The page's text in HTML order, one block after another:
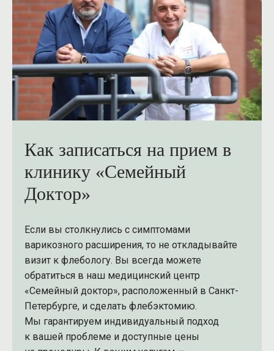
Как записаться на прием в
клинику «Семейный
Доктор»
Если вы столкнулись с симптомами
варикозного расширения, то не откладывайте
визит к флебологу. Вы всегда можете
обратиться в наш медицинский центр
«Семейный доктор», расположенный в Санкт-
Петербурге, и сделать флебэктомию.
Мы гарантируем индивидуальный подход
к вашей проблеме и доступные цены
Записаться
на прием
Оставьте ваши контактные данные,
администраторы клиники свяжутся с вами
в самое ближайшее время
Имя